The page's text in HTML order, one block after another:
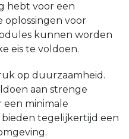
hebt voor een
oplossingen voor
kunnen worden
eis te voldoen.
op duurzaamheid.
aan strenge
een minimale
tegelijkertijd een